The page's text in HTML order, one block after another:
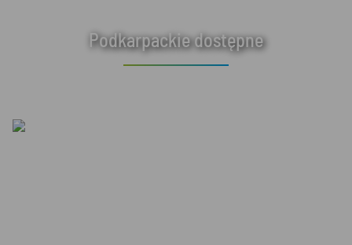
Podkarpackie dostępne